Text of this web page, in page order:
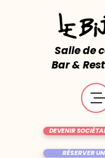
Salle de
Bar &
RÉSERVER
DEVENIR